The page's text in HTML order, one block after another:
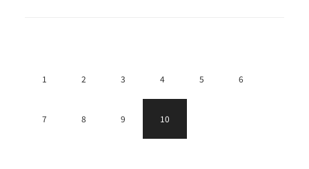
1 2 3 4 5 6
7 8 9 10